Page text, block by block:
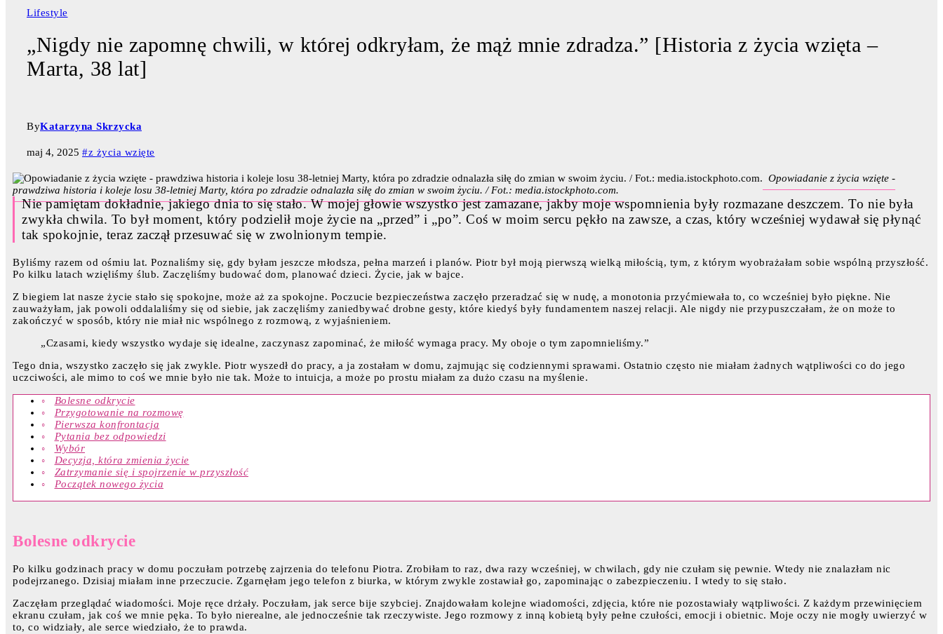
Lifestyle
„Nigdy nie zapomnę chwili, w której odkryłam, że mąż mnie zdradza.” [Historia z życia wzięta –
Marta, 38 lat]
ByKatarzyna Skrzycka
maj 4, 2025 #z życia wzięte
Opowiadanie z życia wzięte -
prawdziwa historia i koleje losu 38-letniej Marty, która po zdradzie odnalazła siłę do zmian w swoim życiu. / Fot.: media.istockphoto.com.
Nie pamiętam dokładnie, jakiego dnia to się stało. W mojej głowie wszystko jest zamazane, jakby moje wspomnienia były rozmazane deszczem. To nie była
zwykła chwila. To był moment, który podzielił moje życie na „przed” i „po”. Coś w moim sercu pękło na zawsze, a czas, który wcześniej wydawał się płynąć
tak spokojnie, teraz zaczął przesuwać się w zwolnionym tempie.
Byliśmy razem od ośmiu lat. Poznaliśmy się, gdy byłam jeszcze młodsza, pełna marzeń i planów. Piotr był moją pierwszą wielką miłością, tym, z którym wyobrażałam sobie wspólną przyszłość.
Po kilku latach wzięliśmy ślub. Zaczęliśmy budować dom, planować dzieci. Życie, jak w bajce.
Z biegiem lat nasze życie stało się spokojne, może aż za spokojne. Poczucie bezpieczeństwa zaczęło przeradzać się w nudę, a monotonia przyćmiewała to, co wcześniej było piękne. Nie
zauważyłam, jak powoli oddalaliśmy się od siebie, jak zaczęliśmy zaniedbywać drobne gesty, które kiedyś były fundamentem naszej relacji. Ale nigdy nie przypuszczałam, że on może to
zakończyć w sposób, który nie miał nic wspólnego z rozmową, z wyjaśnieniem.
„Czasami, kiedy wszystko wydaje się idealne, zaczynasz zapominać, że miłość wymaga pracy. My oboje o tym zapomnieliśmy.”
Tego dnia, wszystko zaczęło się jak zwykle. Piotr wyszedł do pracy, a ja zostałam w domu, zajmując się codziennymi sprawami. Ostatnio często nie miałam żadnych wątpliwości co do jego
uczciwości, ale mimo to coś we mnie było nie tak. Może to intuicja, a może po prostu miałam za dużo czasu na myślenie.
Bolesne odkrycie
Przygotowanie na rozmowę
Pierwsza konfrontacja
Pytania bez odpowiedzi
Wybór
Decyzja, która zmienia życie
Zatrzymanie się i spojrzenie w przyszłość
Początek nowego życia
Bolesne odkrycie
Po kilku godzinach pracy w domu poczułam potrzebę zajrzenia do telefonu Piotra. Zrobiłam to raz, dwa razy wcześniej, w chwilach, gdy nie czułam się pewnie. Wtedy nie znalazłam nic
podejrzanego. Dzisiaj miałam inne przeczucie. Zgarnęłam jego telefon z biurka, w którym zwykle zostawiał go, zapominając o zabezpieczeniu. I wtedy to się stało.
Zaczęłam przeglądać wiadomości. Moje ręce drżały. Poczułam, jak serce bije szybciej. Znajdowałam kolejne wiadomości, zdjęcia, które nie pozostawiały wątpliwości. Z każdym przewinięciem
ekranu czułam, jak coś we mnie pęka. To było nierealne, ale jednocześnie tak rzeczywiste. Jego rozmowy z inną kobietą były pełne czułości, emocji i obietnic. Moje oczy nie mogły uwierzyć w
to, co widziały, ale serce wiedziało, że to prawda.